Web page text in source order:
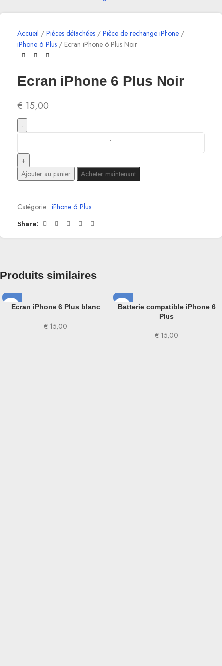
Accueil Pièces détachées
Pièce de rechange iPhone
iPhone 6 Plus
Ecran iPhone 6 Plus Noir
Ecran iPhone 6 Plus Noir
€ 15,00
Ajouter au panier Acheter maintenant
Catégorie : iPhone 6 Plus
Share:
Produits similaires
Ecran iPhone 6 Plus blanc
€ 15,00
Batterie compatible iPhone 6
Plus
€ 15,00